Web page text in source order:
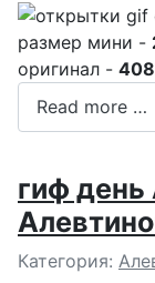
размер мини -
оригинал -
Read more …
гиф день
Подробности
Категория: